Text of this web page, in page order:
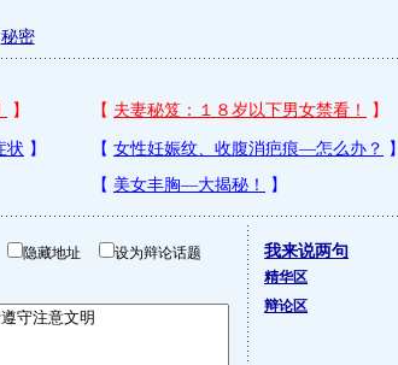
秘密
隐藏地址 设为辩论话题 我来说两句
精华区
辩论区